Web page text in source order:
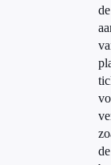
de
de